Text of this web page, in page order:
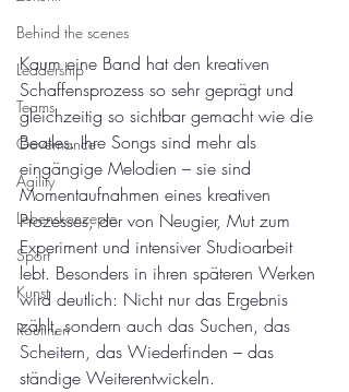
Behind the scenes
Leadership
Teams
Governance
Agility
Lebenskonzepte
Sport
Kunst
Routinen
Kaum eine Band hat den kreativen
Schaffensprozess so sehr geprägt und
gleichzeitig so sichtbar gemacht wie die
Beatles. Ihre Songs sind mehr als
eingängige Melodien – sie sind
Momentaufnahmen eines kreativen
Prozesses, der von Neugier, Mut zum
Experiment und intensiver Studioarbeit
lebt. Besonders in ihren späteren Werken
wird deutlich: Nicht nur das Ergebnis
zählt, sondern auch das Suchen, das
Scheitern, das Wiederfinden – das
ständige Weiterentwickeln.